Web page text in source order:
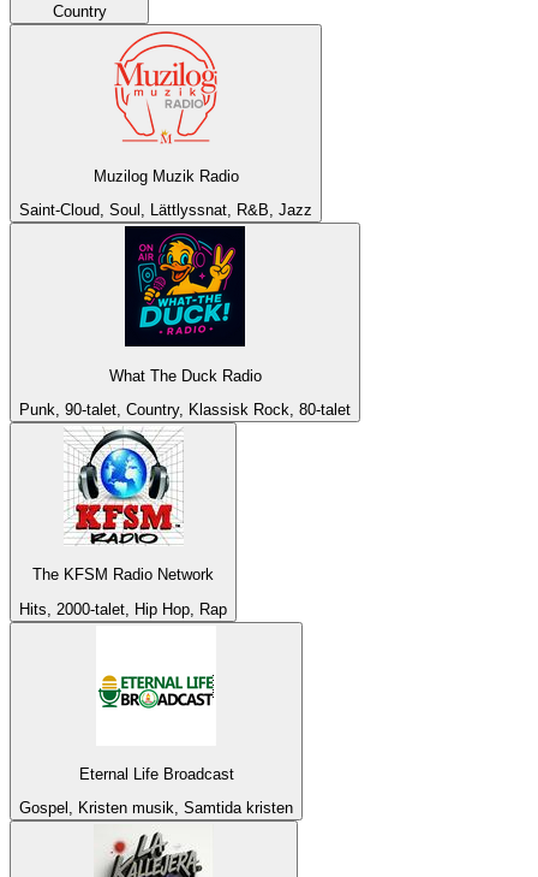
Country
Muzilog Muzik Radio
Saint-Cloud, Soul, Lättlyssnat, R&B, Jazz
What The Duck Radio
Punk, 90-talet, Country, Klassisk Rock, 80-talet
The KFSM Radio Network
Hits, 2000-talet, Hip Hop, Rap
Eternal Life Broadcast
Gospel, Kristen musik, Samtida kristen